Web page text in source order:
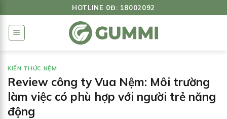
qua
dung
HOTLINE 0Đ: 18002092
KIẾN THỨC NỆM
Review công ty Vua Nệm: Môi trường
làm việc có phù hợp với người trẻ năng
động